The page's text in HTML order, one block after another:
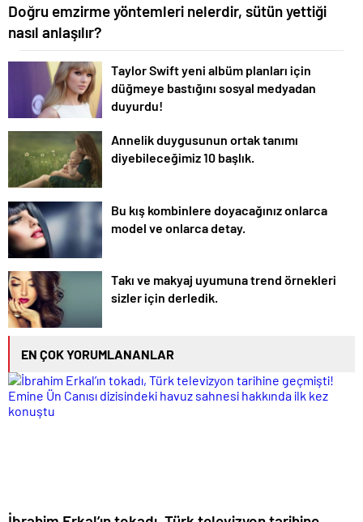
Doğru emzirme yöntemleri nelerdir, sütün yettiği
nasıl anlaşılır?
Taylor Swift yeni albüm planları için
düğmeye bastığını sosyal medyadan
duyurdu!
Annelik duygusunun ortak tanımı
diyebileceğimiz 10 başlık.
Bu kış kombinlere doyacağınız onlarca
model ve onlarca detay.
Takı ve makyaj uyumuna trend örnekleri
sizler için derledik.
EN ÇOK YORUMLANANLAR